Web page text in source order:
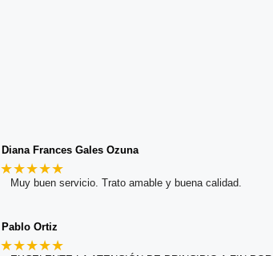
Diana Frances Gales Ozuna
★★★★★
Muy buen servicio. Trato amable y buena calidad.
Pablo Ortiz
★★★★★